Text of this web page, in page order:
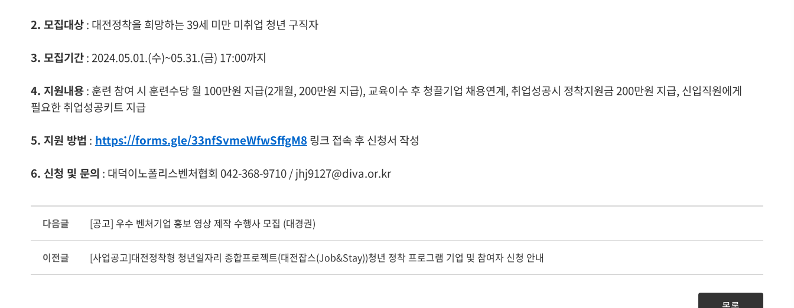
2. 모집대상: 대전정착을 희망하는 39세 미만 미취업 청년 구직자
3. 모집기간: 2024.05.01.(수)~05.31.(금) 17:00까지
4. 지원내용: 훈련 참여 시 훈련수당 월 100만원 지급(2개월, 200만원 지급), 교육이수 후 청끌기업 채용연계, 취업성공시 정착지원금 200만원 지급, 신입직원에게
필요한 취업성공키트 지급
5. 지원 방법 : https://forms.gle/33nfSvmeWfwSffgM8링크 접속 후 신청서 작성
6. 신청 및 문의 : 대덕이노폴리스벤처협회 042-368-9710 / jhj9127@diva.or.kr
다음글 [공고] 우수 벤처기업 홍보 영상 제작 수행사 모집 (대경권)
이전글 [사업공고]대전정착형 청년일자리 종합프로젝트(대전잡스(Job&Stay))청년 정착 프로그램 기업 및 참여자 신청 안내